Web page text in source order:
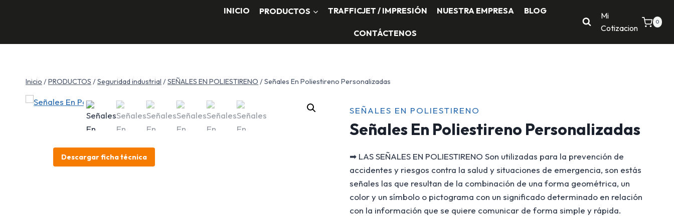
INICIO PRODUCTOS TRAFFICJET / IMPRESIÓN NUESTRA EMPRESA BLOG
CONTÁCTENOS
Mi
Cotizacion
0
Inicio /PRODUCTOS /Seguridad industrial /SEÑALES EN POLIESTIRENO /Señales En Poliestireno Personalizadas
SEÑALES EN POLIESTIRENO
Señales En Poliestireno Personalizadas
➡ LAS SEÑALES EN POLIESTIRENO Son utilizadas para la prevención de
accidentes y riesgos contra la salud y situaciones de emergencia, son estás
señales las que resultan de la combinación de una forma geométrica, un
color y un símbolo o pictograma con un significado determinado en relación
con la información que se quiere comunicar de forma simple y rápida.
Descargar ficha técnica